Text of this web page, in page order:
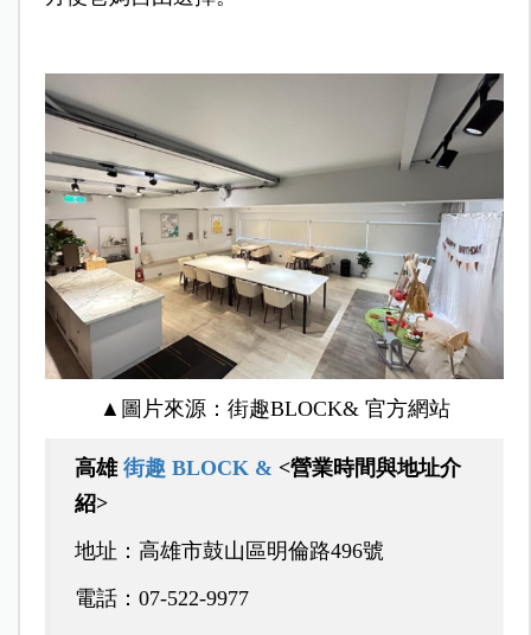
▲圖片來源：街趣BLOCK& 官方網站
高雄街趣 BLOCK & <營業時間與地址介
紹>
地址：高雄市鼓山區明倫路496號
電話：07-522-9977